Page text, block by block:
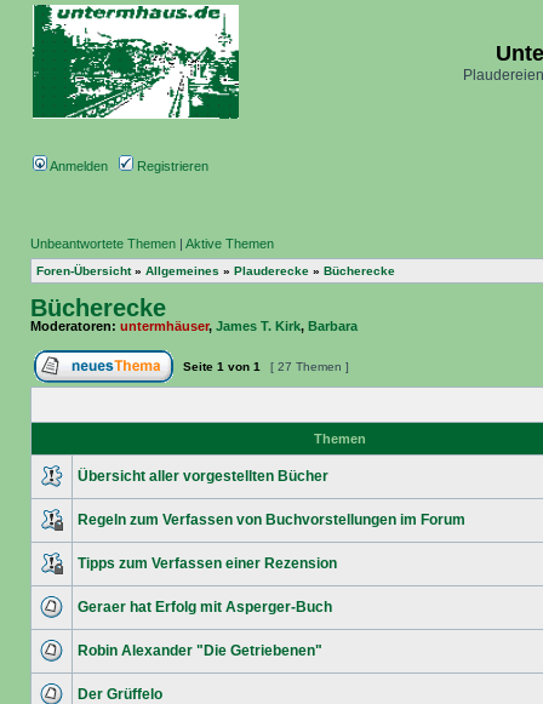
Anmelden Registrieren
Unbeantwortete Themen | Aktive Themen
Foren-Übersicht» Allgemeines » Plauderecke » Bücherecke
Bücherecke
Moderatoren: untermhäuser, James T. Kirk, Barbara
Seite 1 von 1 [ 27 Themen ]
Themen
Übersicht aller vorgestellten Bücher
Regeln zum Verfassen von Buchvorstellungen im Forum
Tipps zum Verfassen einer Rezension
Geraer hat Erfolg mit Asperger-Buch
Robin Alexander "Die Getriebenen"
Der Grüffelo